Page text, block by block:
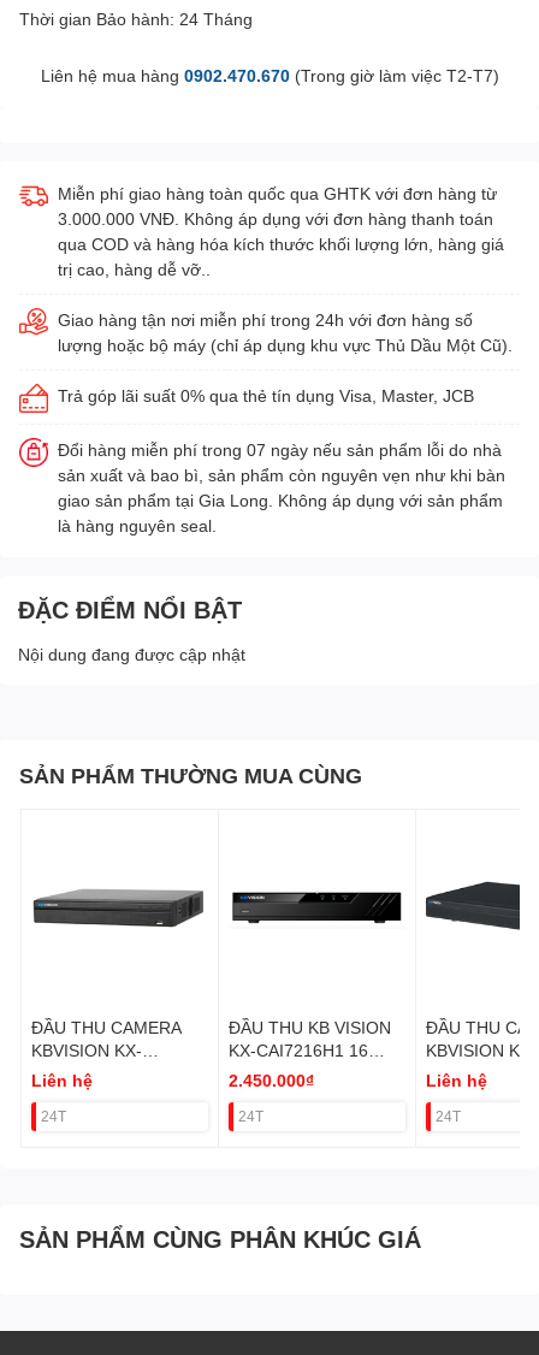
Thời gian Bảo hành: 24 Tháng
Liên hệ mua hàng 0902.470.670(Trong giờ làm việc T2-T7)
Miễn phí giao hàng toàn quốc qua GHTK với đơn hàng từ
3.000.000 VNĐ. Không áp dụng với đơn hàng thanh toán
qua COD và hàng hóa kích thước khối lượng lớn, hàng giá
trị cao, hàng dễ vỡ..
Giao hàng tận nơi miễn phí trong 24h với đơn hàng số
lượng hoặc bộ máy (chỉ áp dụng khu vực Thủ Dầu Một Cũ).
Trả góp lãi suất 0% qua thẻ tín dụng Visa, Master, JCB
Đổi hàng miễn phí trong 07 ngày nếu sản phẩm lỗi do nhà
sản xuất và bao bì, sản phẩm còn nguyên vẹn như khi bàn
giao sản phẩm tại Gia Long. Không áp dụng với sản phẩm
là hàng nguyên seal.
ĐẶC ĐIỂM NỔI BẬT
Nội dung đang được cập nhật
SẢN PHẨM THƯỜNG MUA CÙNG
ĐẦU THU CAMERA
KBVISION KX-
A4K8116N3 16 KÊNH
Liên hệ
24T
ĐẦU THU KB VISION
KX-CAI7216H1 16
KÊNH (2HDD) VAT
2.450.000₫
24T
ĐẦU THU
KBVISION KX-
C4K8232SN3
IP 2HDD VAT
Liên hệ
24T
SẢN PHẨM CÙNG PHÂN KHÚC GIÁ